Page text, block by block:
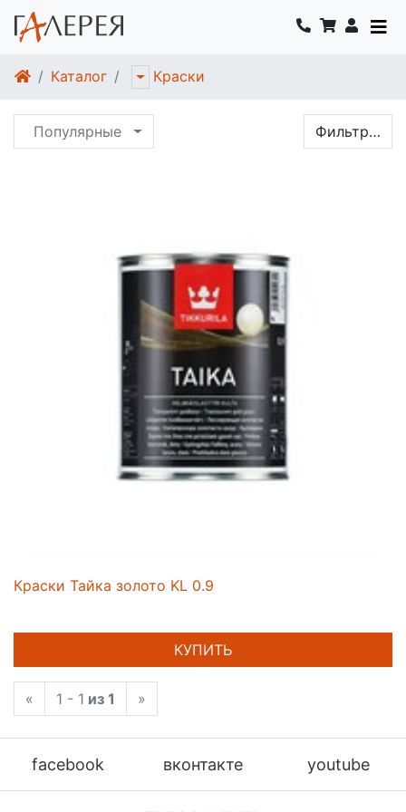
Каталог Краски
Популярные Фильтр…
Краски Тайка золото KL 0.9
КУПИТЬ
« 1 - 1 из 1 »
facebook вконтакте youtube